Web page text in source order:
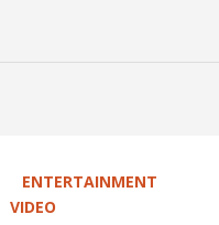
ENTERTAINMENT
VIDEO